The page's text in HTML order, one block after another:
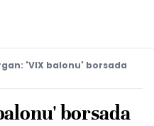
'VIX balonu' borsada
borsada